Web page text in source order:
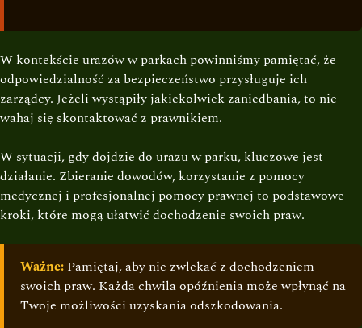
W kontekście urazów w parkach powinniśmy pamiętać, że
odpowiedzialność za bezpieczeństwo przysługuje ich
zarządcy. Jeżeli wystąpiły jakiekolwiek zaniedbania, to nie
wahaj się skontaktować z prawnikiem.
W sytuacji, gdy dojdzie do urazu w parku, kluczowe jest
działanie. Zbieranie dowodów, korzystanie z pomocy
medycznej i profesjonalnej pomocy prawnej to podstawowe
kroki, które mogą ułatwić dochodzenie swoich praw.
Ważne: Pamiętaj, aby nie zwlekać z dochodzeniem
swoich praw. Każda chwila opóźnienia może wpłynąć na
Twoje możliwości uzyskania odszkodowania.